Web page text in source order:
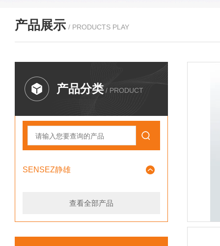
产品展示 / PRODUCTS PLAY
产品分类 / PRODUCT
SENSEZ静雄
查看全部产品